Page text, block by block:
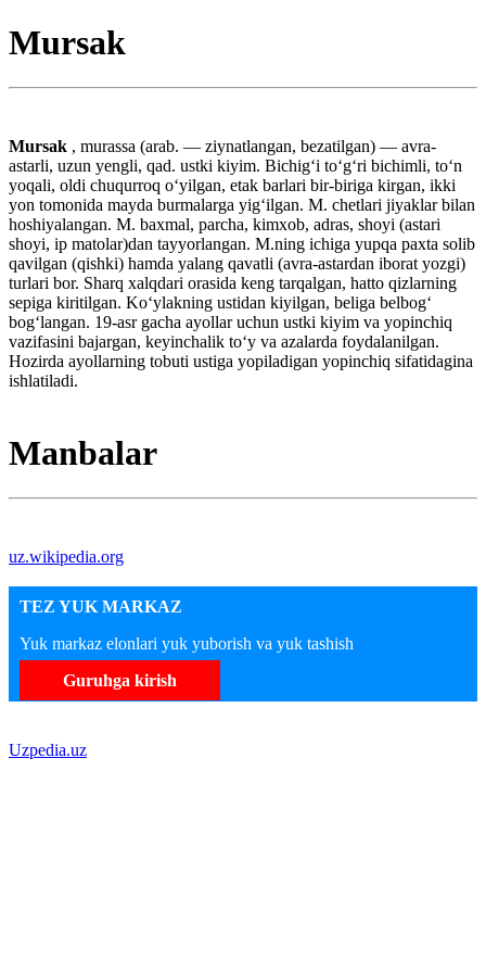
Mursak
Mursak , murassa (arab. — ziynatlangan, bezatilgan) — avra-
astarli, uzun yengli, qad. ustki kiyim. Bichigʻi toʻgʻri bichimli, toʻn
yoqali, oldi chuqurroq oʻyilgan, etak barlari bir-biriga kirgan, ikki
yon tomonida mayda burmalarga yigʻilgan. M. chetlari jiyaklar bilan
hoshiyalangan. M. baxmal, parcha, kimxob, adras, shoyi (astari
shoyi, ip matolar)dan tayyorlangan. M.ning ichiga yupqa paxta solib
qavilgan (qishki) hamda yalang qavatli (avra-astardan iborat yozgi)
turlari bor. Sharq xalqdari orasida keng tarqalgan, hatto qizlarning
sepiga kiritilgan. Koʻylakning ustidan kiyilgan, beliga belbogʻ
bogʻlangan. 19-asr gacha ayollar uchun ustki kiyim va yopinchiq
vazifasini bajargan, keyinchalik toʻy va azalarda foydalanilgan.
Hozirda ayollarning tobuti ustiga yopiladigan yopinchiq sifatidagina
ishlatiladi.
Manbalar
uz.wikipedia.org
TEZ YUK MARKAZ
Yuk markaz elonlari yuk yuborish va yuk tashish
Guruhga kirish
Uzpedia.uz